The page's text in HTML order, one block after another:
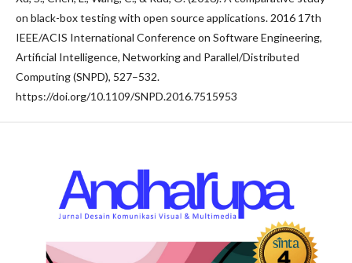
on black-box testing with open source applications. 2016 17th
IEEE/ACIS International Conference on Software Engineering,
Artificial Intelligence, Networking and Parallel/Distributed
Computing (SNPD), 527–532.
https://doi.org/10.1109/SNPD.2016.7515953